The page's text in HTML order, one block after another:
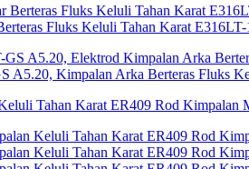
Fluks Keluli Tahan Karat
A5.20, Kimpalan Arka Berteras Fluks